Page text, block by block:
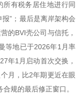
有税务居住地进行同
”；最后是离岸架构会
的BVI壳公司与信托，
等地已于2026年1月率
年1月启动首次交换，
月，比2年期更近在眼
规的最后修正窗口。